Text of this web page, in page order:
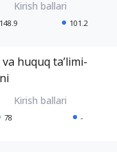
148.9 101.2
huquq ta’limi-
78 -